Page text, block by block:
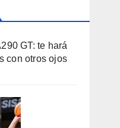
GT: te hará
con otros ojos